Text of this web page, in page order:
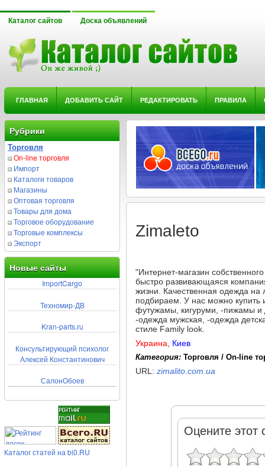
Каталог сайтов Доска объявлений
ГЛАВНАЯ ДОБАВИТЬ САЙТ РЕДАКТИРОВАТЬ ПРАВИЛА
Рубрики
Торговля
On-line торговля
Импорт
Каталоги товаров
Магазины
Оптовая торговля
Товары для дома
Торговое оборудование
Торговые комплексы
Экспорт
Новые сайты
ImportCargo
Техномир-ДВ
Kran-parts.ru
Консультирующий психолог
Алексей Константинович
СалонОбоев
Каталог статей на bi0.RU
Zimaleto
"Интернет-магазин
быстро развивающаяся
жизни. Качественная одежда на
подбираем. У нас можно купить
футужамы, кигуруми, -пижамы и
-одежда мужская, -одежда
стиле Family look.
Украина
Киев
Категория: Торговля / On-line
URL: zimalito.com.ua
Оцените этот